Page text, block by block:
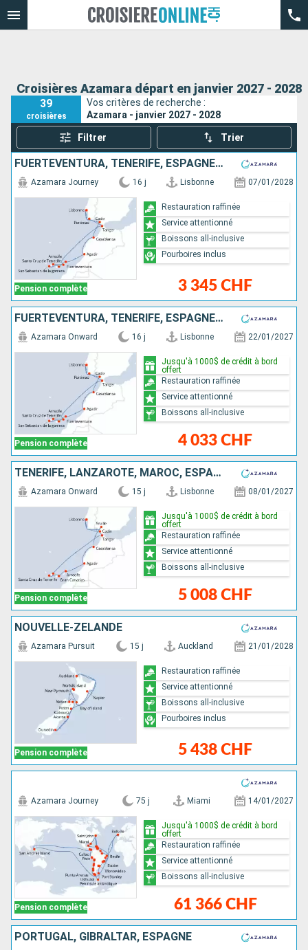
Croisières Azamara départ en janvier 2027 - 2028
39
croisières
Vos critères de recherche :
Azamara - janvier 2027 - 2028
Filtrer Trier
FUERTEVENTURA, TENERIFE, ESPAGNE, LANZAROTE, MAROC, PORTUGAL
Pension complète
Azamara Journey 16 j Lisbonne 07/01/2028
3 345 CHF
Restauration raffinée
Service attentionné
Boissons all-inclusive
Pourboires inclus
FUERTEVENTURA, TENERIFE, ESPAGNE, LANZAROTE, MAROC, PORTUGAL
Pension complète
Azamara Onward 16 j Lisbonne 22/01/2027
4 033 CHF
Jusqu'à 1000$ de crédit à bord
offert
Restauration raffinée
Service attentionné
Boissons all-inclusive
TENERIFE, LANZAROTE, MAROC, ESPAGNE, PORTUGAL
Pension complète
Azamara Onward 15 j Lisbonne 08/01/2027
5 008 CHF
Jusqu'à 1000$ de crédit à bord
offert
Restauration raffinée
Service attentionné
Boissons all-inclusive
NOUVELLE-ZÉLANDE
Pension complète
Azamara Pursuit 15 j Auckland 21/01/2028
5 438 CHF
Restauration raffinée
Service attentionné
Boissons all-inclusive
Pourboires inclus
Pension complète
Azamara Journey 75 j Miami 14/01/2027
61 366 CHF
Jusqu'à 1000$ de crédit à bord
offert
Restauration raffinée
Service attentionné
Boissons all-inclusive
PORTUGAL, GIBRALTAR, ESPAGNE